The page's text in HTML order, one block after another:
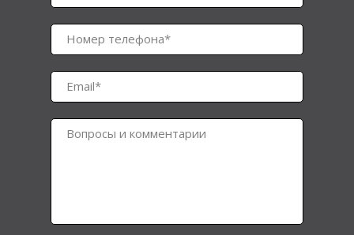
Номер телефона*
Email*
Вопросы и комментарии